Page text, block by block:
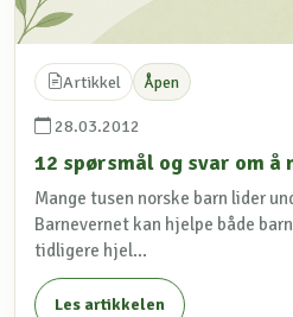
Artikkel Åpen
28.03.2012
12 spørsmål og svar om
Mange tusen norske barn lider
Barnevernet kan hjelpe både
tidligere hjel...
Les artikkelen